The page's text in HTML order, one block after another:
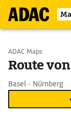
Start wählen
ADAC Maps
Route
Basel - Nürnberg